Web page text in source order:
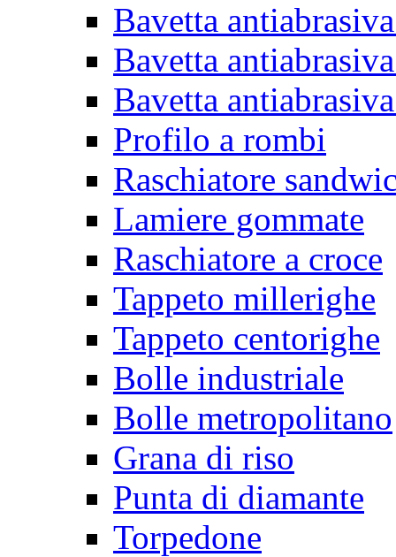
Bavetta
Bavetta
Bavetta
Profilo a rombi
Raschiatore
Lamiere gommate
Raschiatore a croce
Tappeto millerighe
Tappeto centorighe
Bolle industriale
Bolle metropolitano
Grana di riso
Punta di diamante
Torpedone